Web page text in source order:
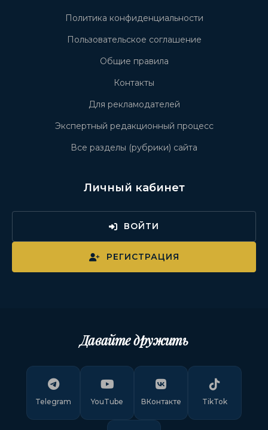
Политика конфиденциальности
Пользовательское соглашение
Общие правила
Контакты
Для рекламодателей
Экспертный редакционный процесс
Все разделы (рубрики) сайта
Личный кабинет
ВОЙТИ
РЕГИСТРАЦИЯ
Давайте дружить
Telegram YouTube ВКонтакте TikTok